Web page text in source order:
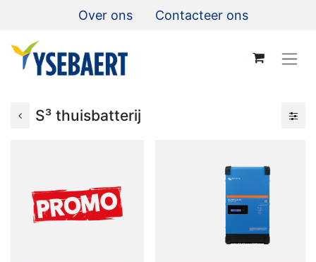
Over ons Contacteer ons
S³ thuisbatterij